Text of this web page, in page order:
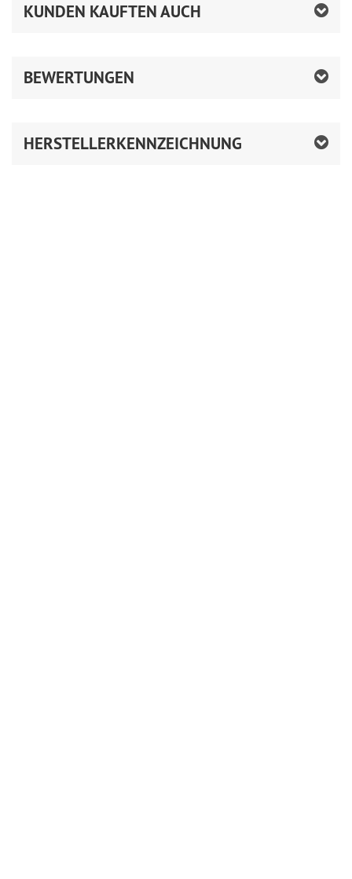
KUNDEN KAUFTEN AUCH
BEWERTUNGEN
HERSTELLERKENNZEICHNUNG